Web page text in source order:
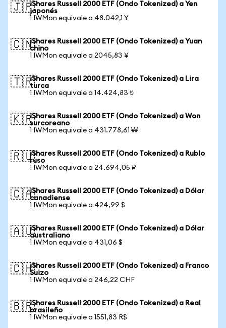
🇯🇵iShares Russell 2000 ETF (Ondo Tokenized) a Yen
japonés
1 IWMon equivale a 48.042,1 ¥
🇨🇳iShares Russell 2000 ETF (Ondo Tokenized) a Yuan
chino
1 IWMon equivale a 2045,83 ¥
🇹🇷iShares Russell 2000 ETF (Ondo Tokenized) a Lira
turca
1 IWMon equivale a 14.424,83 ₺
🇰🇷iShares Russell 2000 ETF (Ondo Tokenized) a Won
surcoreano
1 IWMon equivale a 431.778,61 ₩
🇷🇺iShares Russell 2000 ETF (Ondo Tokenized) a Rublo
ruso
1 IWMon equivale a 24.694,05 ₽
🇨🇦iShares Russell 2000 ETF (Ondo Tokenized) a Dólar
canadiense
1 IWMon equivale a 424,99 $
🇦🇺iShares Russell 2000 ETF (Ondo Tokenized) a Dólar
australiano
1 IWMon equivale a 431,06 $
🇨🇭iShares Russell 2000 ETF (Ondo Tokenized) a Franco
Suizo
1 IWMon equivale a 246,22 CHF
🇧🇷iShares Russell 2000 ETF (Ondo Tokenized) a Real
brasileño
1 IWMon equivale a 1551,83 R$